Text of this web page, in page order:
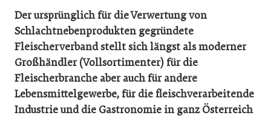
Der ursprünglich für die Verwertung von
Schlachtnebenprodukten gegründete
Fleischerverband stellt sich längst als moderner
Großhändler (Vollsortimenter) für die
Fleischerbranche aber auch für andere
Lebensmittelgewerbe, für die fleischverarbeitende
Industrie und die Gastronomie in ganz Österreich